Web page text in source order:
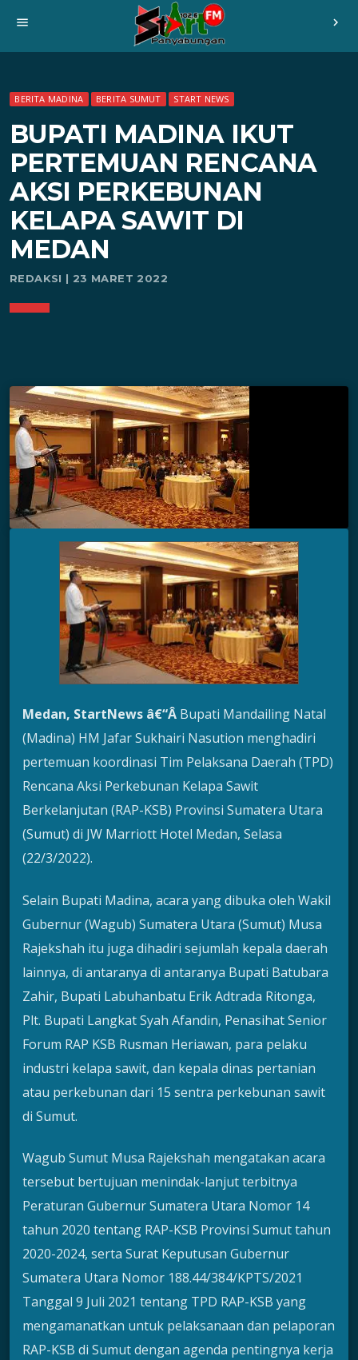
menu chevron_right
BERITA MADINA BERITA SUMUT START NEWS
BUPATI MADINA IKUT
PERTEMUAN RENCANA
AKSI PERKEBUNAN
KELAPA SAWIT DI
MEDAN
REDAKSI | 23 MARET 2022
Medan, StartNews â€“Â Bupati Mandailing Natal
(Madina) HM Jafar Sukhairi Nasution menghadiri
pertemuan koordinasi Tim Pelaksana Daerah (TPD)
Rencana Aksi Perkebunan Kelapa Sawit
Berkelanjutan (RAP-KSB) Provinsi Sumatera Utara
(Sumut) di JW Marriott Hotel Medan, Selasa
(22/3/2022).
Selain Bupati Madina, acara yang dibuka oleh Wakil
Gubernur (Wagub) Sumatera Utara (Sumut) Musa
Rajekshah itu juga dihadiri sejumlah kepala daerah
lainnya, di antaranya di antaranya Bupati Batubara
Zahir, Bupati Labuhanbatu Erik Adtrada Ritonga,
Plt. Bupati Langkat Syah Afandin, Penasihat Senior
Forum RAP KSB Rusman Heriawan, para pelaku
industri kelapa sawit, dan kepala dinas pertanian
atau perkebunan dari 15 sentra perkebunan sawit
di Sumut.
Wagub Sumut Musa Rajekshah mengatakan acara
tersebut bertujuan menindak-lanjut terbitnya
Peraturan Gubernur Sumatera Utara Nomor 14
tahun 2020 tentang RAP-KSB Provinsi Sumut tahun
2020-2024, serta Surat Keputusan Gubernur
Sumatera Utara Nomor 188.44/384/KPTS/2021
Tanggal 9 Juli 2021 tentang TPD RAP-KSB yang
mengamanatkan untuk pelaksanaan dan pelaporan
RAP-KSB di Sumut dengan agenda pentingnya kerja